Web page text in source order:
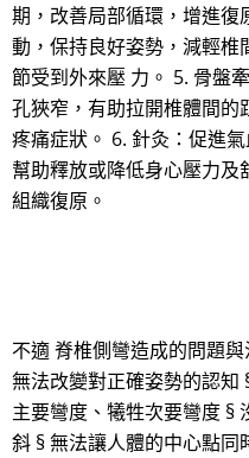
期，改善局部循環，增進復
動，保持良好姿勢，減輕椎
節受到外來壓 力。 5. 骨盤
孔狹窄，有助拉開椎體間的
疼痛症狀。 6. 針灸：促進
幫助釋放或降低身心壓力
組織復原。
不適 脊椎側彎造成的問題
無法改變對正確姿勢的認知
主要彎度、犧牲次要彎度 §
斜 § 無法讓人體的中心點